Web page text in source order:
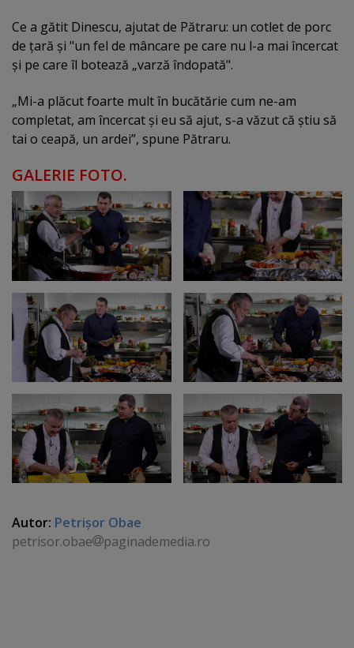
Ce a gătit Dinescu, ajutat de Pătraru: un cotlet de porc
de ţară şi "un fel de mâncare pe care nu l-a mai încercat
şi pe care îl botează „varză îndopată".
„Mi-a plăcut foarte mult în bucătărie cum ne-am
completat, am încercat şi eu să ajut, s-a văzut că ştiu să
tai o ceapă, un ardei”, spune Pătraru.
GALERIE FOTO.
Autor: Petrişor Obae
petrisor.obae
paginademedia.ro